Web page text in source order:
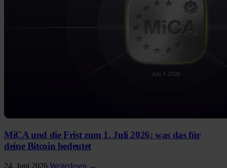
MiCA und die Frist zum 1. Juli 2026: was das für
deine Bitcoin bedeutet
24. Juni 2026 Weiterlesen →